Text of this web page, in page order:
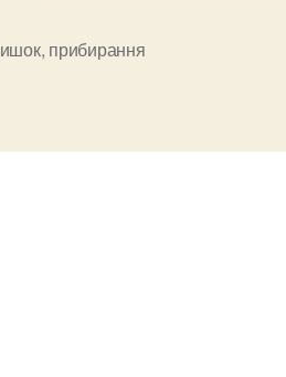
, прибирання